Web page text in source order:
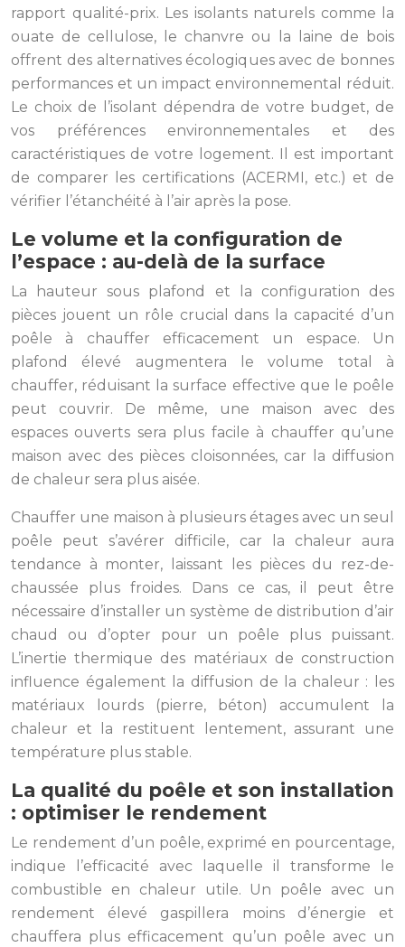
rapport qualité-prix. Les isolants naturels comme la
ouate de cellulose, le chanvre ou la laine de bois
offrent des alternatives écologiques avec de bonnes
performances et un impact environnemental réduit.
Le choix de l’isolant dépendra de votre budget, de
vos préférences environnementales et des
caractéristiques de votre logement. Il est important
de comparer les certifications (ACERMI, etc.) et de
vérifier l’étanchéité à l’air après la pose.
Le volume et la configuration de
l’espace : au-delà de la surface
La hauteur sous plafond et la configuration des
pièces jouent un rôle crucial dans la capacité d’un
poêle à chauffer efficacement un espace. Un
plafond élevé augmentera le volume total à
chauffer, réduisant la surface effective que le poêle
peut couvrir. De même, une maison avec des
espaces ouverts sera plus facile à chauffer qu’une
maison avec des pièces cloisonnées, car la diffusion
de chaleur sera plus aisée.
Chauffer une maison à plusieurs étages avec un seul
poêle peut s’avérer difficile, car la chaleur aura
tendance à monter, laissant les pièces du rez-de-
chaussée plus froides. Dans ce cas, il peut être
nécessaire d’installer un système de distribution d’air
chaud ou d’opter pour un poêle plus puissant.
L’inertie thermique des matériaux de construction
influence également la diffusion de la chaleur : les
matériaux lourds (pierre, béton) accumulent la
chaleur et la restituent lentement, assurant une
température plus stable.
La qualité du poêle et son installation
: optimiser le rendement
Le rendement d’un poêle, exprimé en pourcentage,
indique l’efficacité avec laquelle il transforme le
combustible en chaleur utile. Un poêle avec un
rendement élevé gaspillera moins d’énergie et
chauffera plus efficacement qu’un poêle avec un